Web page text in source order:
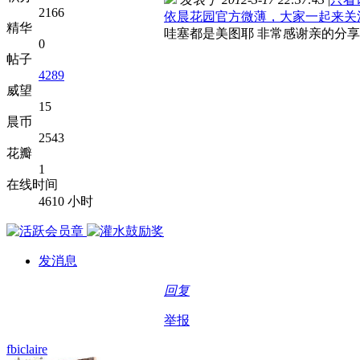
2166
精华
0
帖子
4289
威望
15
晨币
2543
花瓣
1
在线时间
4610 小时
发消息
依晨花园官方微薄，大家一起来关
哇塞都是美图耶 非常感谢亲的分享
回复
举报
fbiclaire